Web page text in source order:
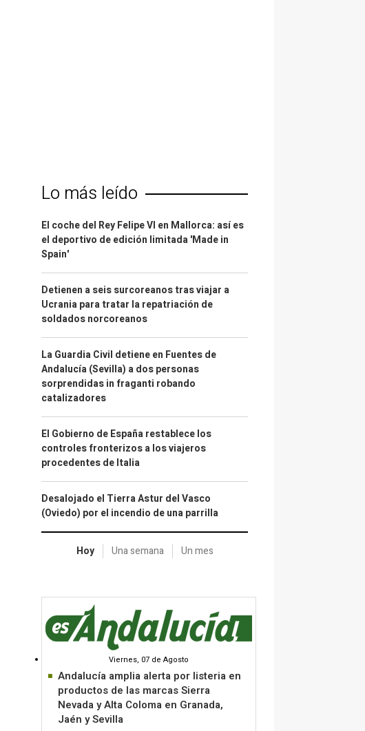
Lo más leído
El coche del Rey Felipe VI en Mallorca: así es
el deportivo de edición limitada 'Made in
Spain'
Detienen a seis surcoreanos tras viajar a
Ucrania para tratar la repatriación de
soldados norcoreanos
La Guardia Civil detiene en Fuentes de
Andalucía (Sevilla) a dos personas
sorprendidas in fraganti robando
catalizadores
El Gobierno de España restablece los
controles fronterizos a los viajeros
procedentes de Italia
Desalojado el Tierra Astur del Vasco
(Oviedo) por el incendio de una parrilla
Hoy Una semana Un mes
Viernes, 07 de Agosto
Andalucía amplia alerta por listeria en
productos de las marcas Sierra
Nevada y Alta Coloma en Granada,
Jaén y Sevilla